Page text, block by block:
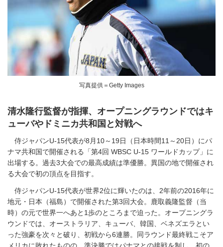
写真提供＝Getty Images
清水隆行監督が指揮、オープニングラウンドではキ
ューバやドミニカ共和国と対戦へ
侍ジャパンU-15代表が8月10～19日（日本時間11～20日）にパ
ナマ共和国で開催される「第4回 WBSC U-15 ワールドカップ」に
出場する。過去3大会での最高成績は準優勝。異国の地で開催され
る大会で初の頂点を目指す。
侍ジャパンU-15代表が世界2位に輝いたのは、2年前の2016年に
地元・日本（福島）で開催された第3回大会。鹿取義隆監督（当
時）の元で世界一へあと1歩のところまで迫った。オープニングラ
ウンドでは、オーストラリア、キューバ、韓国、ベネズエラとい
った強豪を次々と破り、初戦から6連勝。同ラウンド最終戦こそア
メリカに敗れたものの、準決勝ではパナマとの接戦を制し、初の